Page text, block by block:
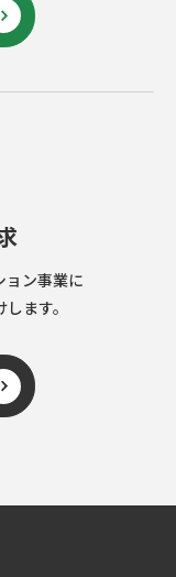
ョン事業に
ます。